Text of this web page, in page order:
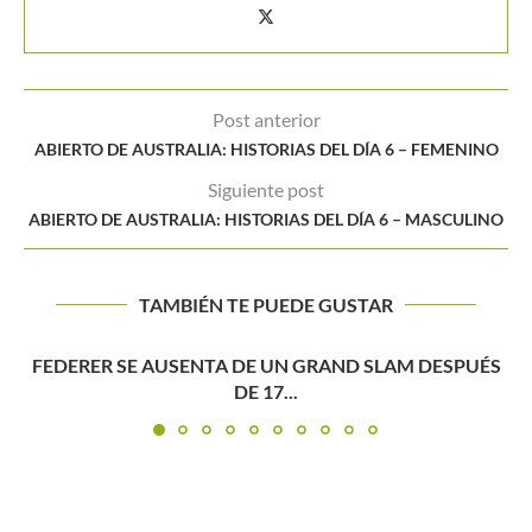
Post anterior
ABIERTO DE AUSTRALIA: HISTORIAS DEL DÍA 6 – FEMENINO
Siguiente post
ABIERTO DE AUSTRALIA: HISTORIAS DEL DÍA 6 – MASCULINO
TAMBIÉN TE PUEDE GUSTAR
SLAM DESPUÉS